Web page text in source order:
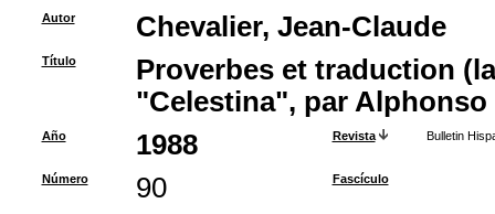
Autor Chevalier, Jean-Claude
Título
Proverbes et traduction
"Celestina", par Alphonso
Año 1988 Revista Bulletin
Número 90 Fascículo